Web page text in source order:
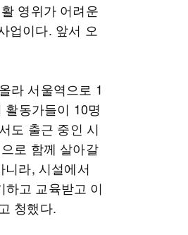
영위가 어려운
업이다. 앞서 오
라 서울역으로 1
동가들이 10명
도 출근 중인 시
로 함께 살아갈
니라, 시설에서
고 교육받고 이
청했다.